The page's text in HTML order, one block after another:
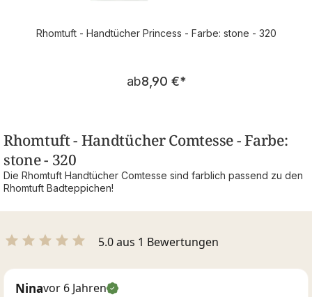
Rhomtuft - Handtücher Princess - Farbe: stone - 320
Regulärer Preis:
ab8,90 €*
Rhomtuft - Handtücher Comtesse - Farbe:
stone - 320
Die Rhomtuft Handtücher Comtesse sind farblich passend zu den
Rhomtuft Badteppichen!
5.0 aus 1 Bewertungen
Ninavor 6 Jahren